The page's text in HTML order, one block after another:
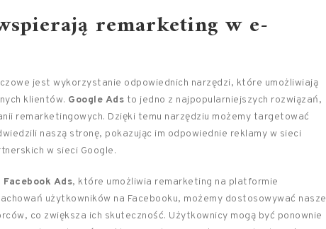
remarketing w e-
jest wykorzystanie odpowiednich narzędzi, które umożliwiają
klientów. Google Ads to jedno z najpopularniejszych rozwiązań,
remarketingowych. Dzięki temu narzędziu możemy targetować
naszą stronę, pokazując im odpowiednie reklamy w sieci
w sieci Google.
Facebook Ads, które umożliwia remarketing na platformie
użytkowników na Facebooku, możemy dostosowywać nasze
co zwiększa ich skuteczność. Użytkownicy mogą być ponownie